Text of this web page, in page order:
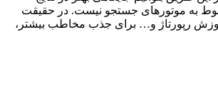
به موتورهای جستجو نیست. در حقیقت
رپورتاژ و… برای جذب مخاطب بیشتر،